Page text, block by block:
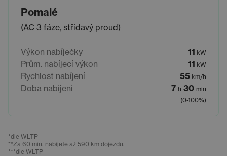
Pomalé
(AC 3 fáze, střídavý proud)
Výkon nabíječky 11 kW
Prům. nabíjecí výkon 11 kW
Rychlost nabíjení 55 km/h
Doba nabíjení 7 h 30 min
(0-100%)
*dle WLTP
**Za 60 min. nabijete až 590 km dojezdu.
***dle WLTP